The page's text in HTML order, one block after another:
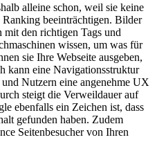
alleine schon, weil sie keine
beeinträchtigen. Bilder
den richtigen Tags und
wissen, um was für
sie Ihre Webseite ausgeben,
kann eine Navigationsstruktur
Nutzern eine angenehme UX
steigt die Verweildauer auf
ebenfalls ein Zeichen ist, dass
gefunden haben. Zudem
Seitenbesucher von Ihren